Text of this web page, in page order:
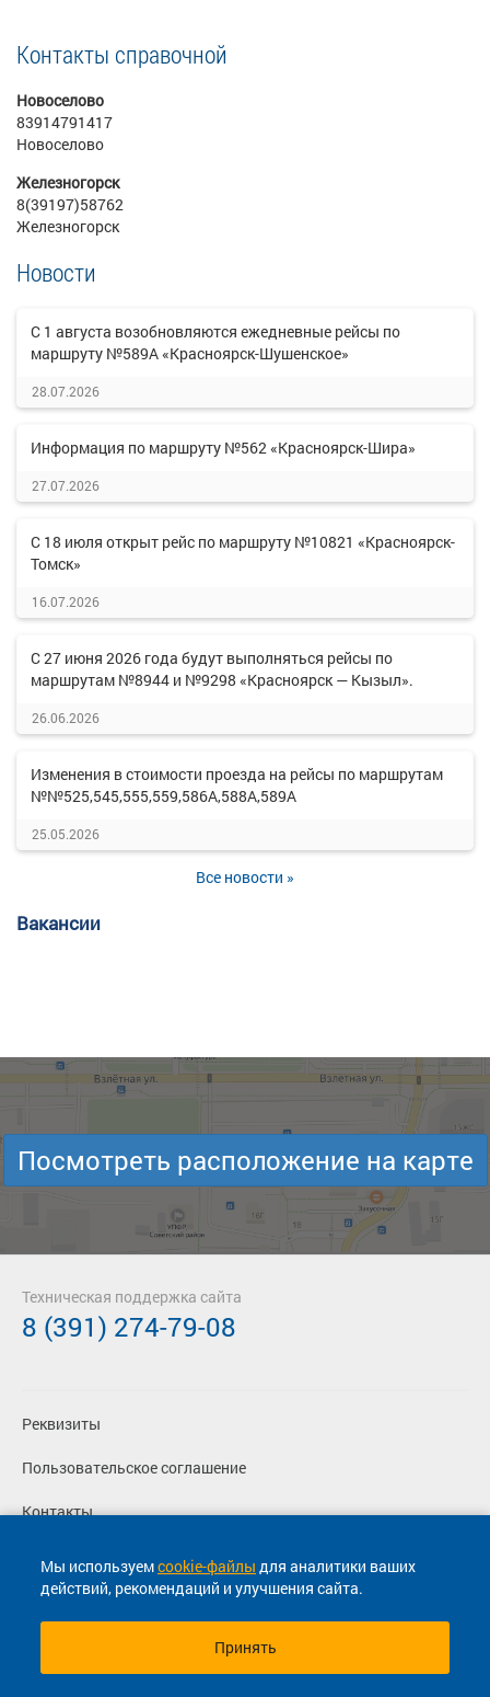
Контакты справочной
Новоселово
83914791417
Новоселово
Железногорск
8(39197)58762
Железногорск
Новости
С 1 августа возобновляются ежедневные рейсы по
маршруту №589А «Красноярск-Шушенское»
28.07.2026
Информация по маршруту №562 «Красноярск-Шира»
27.07.2026
С 18 июля открыт рейс по маршруту №10821 «Красноярск-
Томск»
16.07.2026
С 27 июня 2026 года будут выполняться рейсы по
маршрутам №8944 и №9298 «Красноярск — Кызыл».
26.06.2026
Изменения в стоимости проезда на рейсы по маршрутам
№№525,545,555,559,586А,588А,589А
25.05.2026
Все новости »
Вакансии
Мы используемcookie-файлы для аналитики ваших
действий, рекомендаций и улучшения сайта.
Принять
Посмотреть расположение на карте
Реквизиты
Пользовательское соглашение
Контакты
Политика конфиденциальности
Перевозчикам
Техническая поддержка сайта
8 (391) 274-79-08
© 2013-2026, ООО "Капитал"- Онлайн сервис продажи